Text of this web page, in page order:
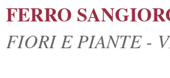
FERRO
FIORI E PIANTE -